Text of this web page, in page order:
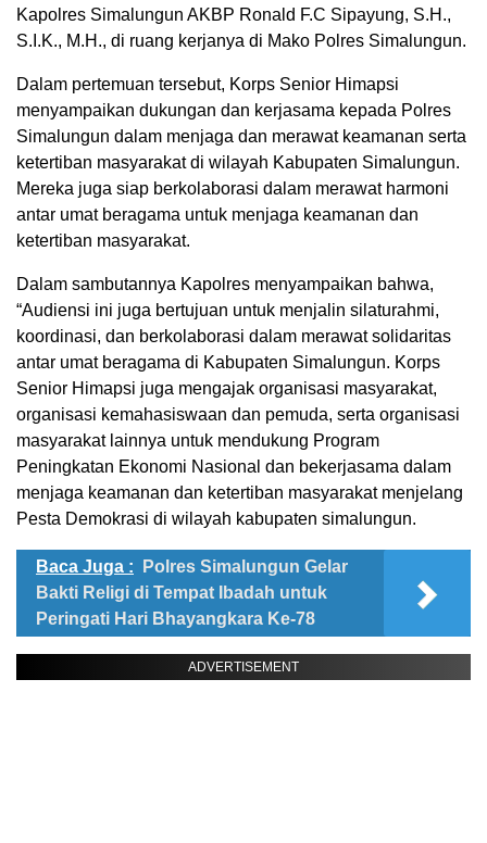
Kapolres Simalungun AKBP Ronald F.C Sipayung, S.H.,
S.I.K., M.H., di ruang kerjanya di Mako Polres Simalungun.
Dalam pertemuan tersebut, Korps Senior Himapsi
menyampaikan dukungan dan kerjasama kepada Polres
Simalungun dalam menjaga dan merawat keamanan serta
ketertiban masyarakat di wilayah Kabupaten Simalungun.
Mereka juga siap berkolaborasi dalam merawat harmoni
antar umat beragama untuk menjaga keamanan dan
ketertiban masyarakat.
Dalam sambutannya Kapolres menyampaikan bahwa,
“Audiensi ini juga bertujuan untuk menjalin silaturahmi,
koordinasi, dan berkolaborasi dalam merawat solidaritas
antar umat beragama di Kabupaten Simalungun. Korps
Senior Himapsi juga mengajak organisasi masyarakat,
organisasi kemahasiswaan dan pemuda, serta organisasi
masyarakat lainnya untuk mendukung Program
Peningkatan Ekonomi Nasional dan bekerjasama dalam
menjaga keamanan dan ketertiban masyarakat menjelang
Pesta Demokrasi di wilayah kabupaten simalungun.
Baca Juga :
Polres Simalungun Gelar
Bakti Religi di Tempat Ibadah untuk
Peringati Hari Bhayangkara Ke-78
ADVERTISEMENT